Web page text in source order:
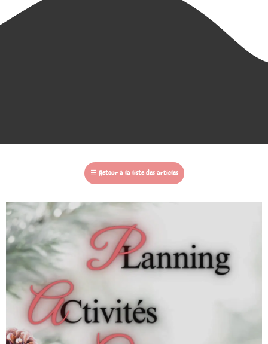
☰ Retour à la liste des articles